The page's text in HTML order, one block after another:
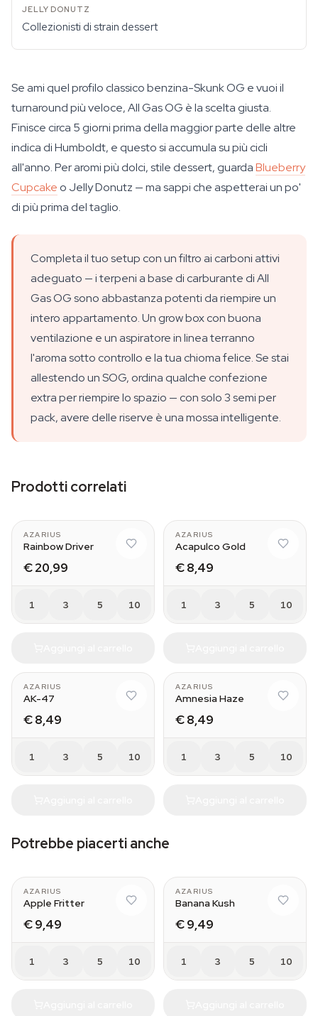
Collezionisti di strain dessert
Se ami quel profilo classico benzina-Skunk OG e vuoi il
turnaround più veloce, All Gas OG è la scelta giusta.
Finisce circa 5 giorni prima della maggior parte delle altre
indica di Humboldt, e questo si accumula su più cicli
all'anno. Per aromi più dolci, stile dessert, guardaBlueberry
Cupcake o Jelly Donutz — ma sappi che aspetterai un po'
di più prima del taglio.
Completa il tuo setup con un filtro ai carboni attivi
adeguato — i terpeni a base di carburante di All
Gas OG sono abbastanza potenti da riempire un
intero appartamento. Un grow box con buona
ventilazione e un aspiratore in linea terranno
l'aroma sotto controllo e la tua chioma felice. Se stai
allestendo un SOG, ordina qualche confezione
extra per riempire lo spazio — con solo 3 semi per
pack, avere delle riserve è una mossa intelligente.
Prodotti correlati
AZARIUS
Rainbow Driver
€ 20,99
1 3 5 10
AZARIUS
Acapulco Gold
€ 8,49
1 3 5 10
AZARIUS
AK-47
€ 8,49
1 3 5 10
AZARIUS
Amnesia Haze
€ 8,49
1 3 5 10
Potrebbe piacerti anche
AZARIUS
Apple Fritter
€ 9,49
1 3 5 10
AZARIUS
Banana Kush
€ 9,49
1 3 5 10